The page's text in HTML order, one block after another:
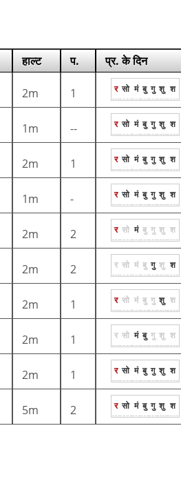
हाल्ट प. प्र. के दिन
2m 1 र सो मं बु गु शु श
1m -- र सो मं बु गु शु श
2m 1 र सो मं बु गु शु श
1m - र सो मं बु गु शु श
2m 2 र सो मं बु गु शु श
2m 2 र सो मं बु गु शु श
2m 1 र सो मं बु गु शु श
2m 1 र सो मं बु गु शु श
2m 1 र सो मं बु गु शु श
5m 2 र सो मं बु गु शु श